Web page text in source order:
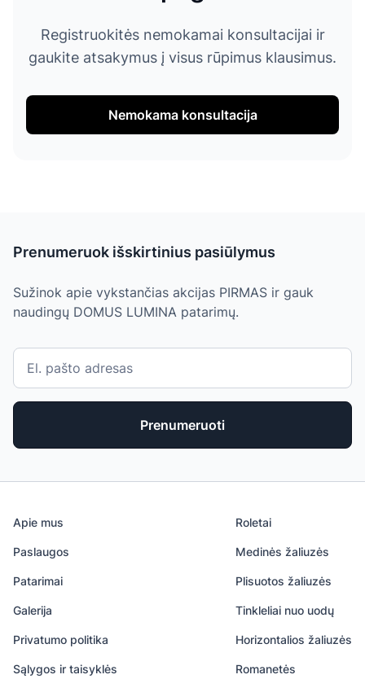
Registruokitės nemokamai konsultacijai ir
gaukite atsakymus į visus rūpimus klausimus.
Nemokama konsultacija
Prenumeruok išskirtinius pasiūlymus
Sužinok apie vykstančias akcijas PIRMAS ir gauk
naudingų DOMUS LUMINA patarimų.
Prenumeruoti
Apie mus
Paslaugos
Patarimai
Galerija
Privatumo politika
Sąlygos ir taisyklės
Roletai
Medinės žaliuzės
Plisuotos žaliuzės
Tinkleliai nuo uodų
Horizontalios žaliuzės
Romanetės